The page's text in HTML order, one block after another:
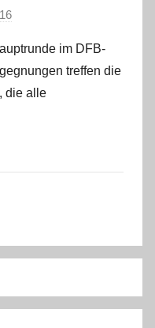
n
C
W
im DFB-
treffen die
die alle